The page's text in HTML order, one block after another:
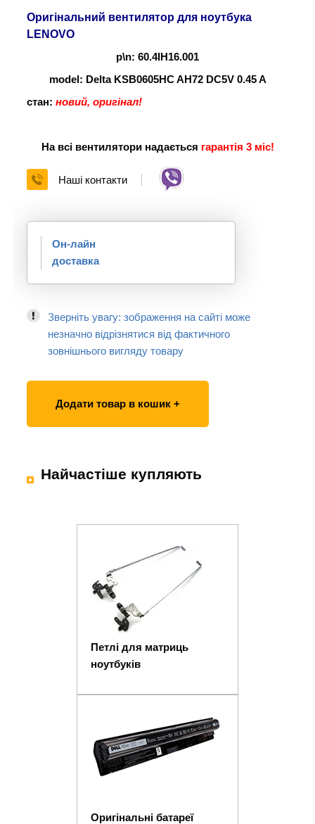
Оригінальний вентилятор для ноутбука
LENOVO
p\n: 60.4IH16.001
model: Delta KSB0605HC AH72 DC5V 0.45 A
стан: новий, оригінал!
На всі вентилятори надається гарантія 3 міс!
Наші контакти
Он-лайн
доставка
Зверніть увагу: зображення на сайті може
незначно відрізнятися від фактичного
зовнішнього вигляду товару
Додати товар в кошик +
Найчастіше купляють
Петлі для матриць
ноутбуків
Оригінальні батареї